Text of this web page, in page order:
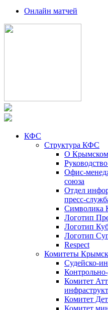
Онлайн матчей
КФС
Структура КФС
О Крымском
Офис-
союза
Отдел
пресс-
Символика
Логотип
Логотип
Логотип
Respect
Комитеты
Судейско-
Комитет
Комитет
Комитет